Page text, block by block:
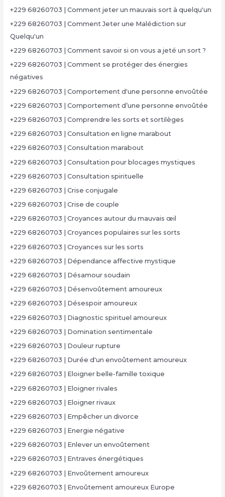
+229 68260703 | Comment jeter un mauvais sort à quelqu'un
+229 68260703 | Comment Jeter une Malédiction sur
Quelqu'un
+229 68260703 | Comment savoir si on vous a jeté un sort ?
+229 68260703 | Comment se protéger des énergies
négatives
+229 68260703 | Comportement d'une personne envoûtée
+229 68260703 | Comportement d’une personne envoûtée
+229 68260703 | Comprendre les sorts et sortilèges
+229 68260703 | Consultation en ligne marabout
+229 68260703 | Consultation marabout
+229 68260703 | Consultation pour blocages mystiques
+229 68260703 | Consultation spirituelle
+229 68260703 | Crise conjugale
+229 68260703 | Crise de couple
+229 68260703 | Croyances autour du mauvais œil
+229 68260703 | Croyances populaires sur les sorts
+229 68260703 | Croyances sur les sorts
+229 68260703 | Dépendance affective mystique
+229 68260703 | Désamour soudain
+229 68260703 | Désenvoûtement amoureux
+229 68260703 | Désespoir amoureux
+229 68260703 | Diagnostic spirituel amoureux
+229 68260703 | Domination sentimentale
+229 68260703 | Douleur rupture
+229 68260703 | Durée d'un envoûtement amoureux
+229 68260703 | Eloigner belle-famille toxique
+229 68260703 | Eloigner rivales
+229 68260703 | Eloigner rivaux
+229 68260703 | Empêcher un divorce
+229 68260703 | Energie négative
+229 68260703 | Enlever un envoûtement
+229 68260703 | Entraves énergétiques
+229 68260703 | Envoûtement amoureux
+229 68260703 | Envoûtement amoureux Europe